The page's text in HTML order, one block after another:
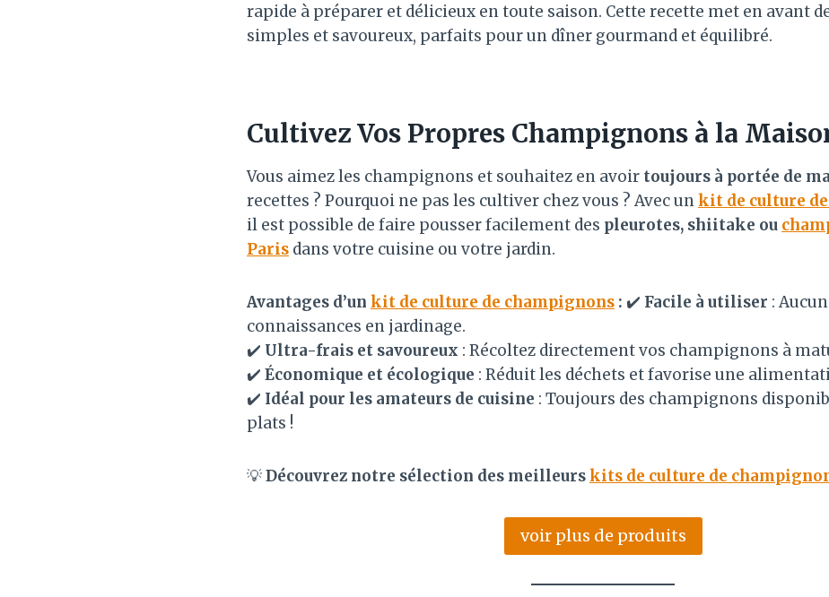
rapide à préparer et délicieux en toute saison. Cette recette met en avant
simples et savoureux, parfaits pour un dîner gourmand et équilibré.
Cultivez Vos Propres Champignons à la
Vous aimez les champignons et souhaitez en avoir toujours à portée de
recettes ? Pourquoi ne pas les cultiver chez vous ? Avec unkit de culture
il est possible de faire pousser facilement des pleurotes, shiitake ou
Paris dans votre cuisine ou votre jardin.
Avantages d’un kit de culture de champignons : ✔️ Facile à utiliser :
connaissances en jardinage.
✔️ Ultra-frais et savoureux : Récoltez directement vos champignons à
✔️ Économique et écologique : Réduit les déchets et favorise une
✔️ Idéal pour les amateurs de cuisine : Toujours des champignons
plats !
💡Découvrez notre sélection des meilleurskits de culture de
voir plus de produits